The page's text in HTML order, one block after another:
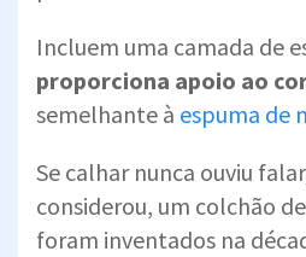
Incluem uma camada de
proporciona apoio ao
semelhante à espuma de
Se calhar nunca ouviu
considerou, um colchão
foram inventados na